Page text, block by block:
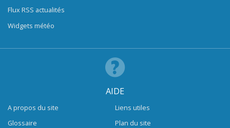
Flux RSS actualités
Widgets météo
AIDE
A propos du site
Glossaire
Liens utiles
Plan du site